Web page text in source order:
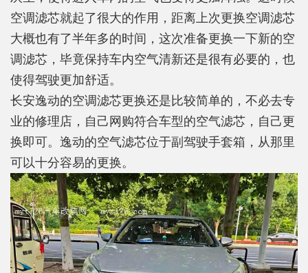
空调滤芯就起了很大的作用，距离上次更换空调滤芯
大概也有了半年多的时间，这次准备更换一下新的空
调滤芯，毕竟保持车内空气清新还是很有必要的，也
使得驾驶更加舒适。
长安逸动的空调滤芯更换还是比较简单的，不必去专
业的修理店，自己网购符合车型的空气滤芯，自己更
换即可。逸动的空气滤芯位于副驾驶手套箱，从那里
可以十分容易的更换。